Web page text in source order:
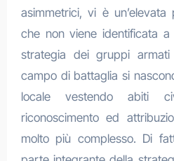
asimmetrici, vi è
che non viene identificata
strategia dei gruppi
campo di battaglia si
locale vestendo abiti
riconoscimento ed
molto più complesso. Di